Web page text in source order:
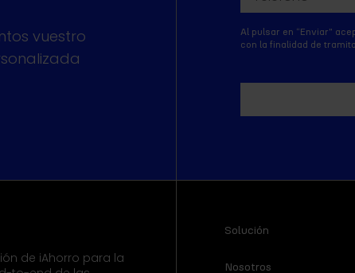
vuestro
Al pulsar en “Enviar"
con la finalidad de
de iAhorro para la
Solución
Nosotros